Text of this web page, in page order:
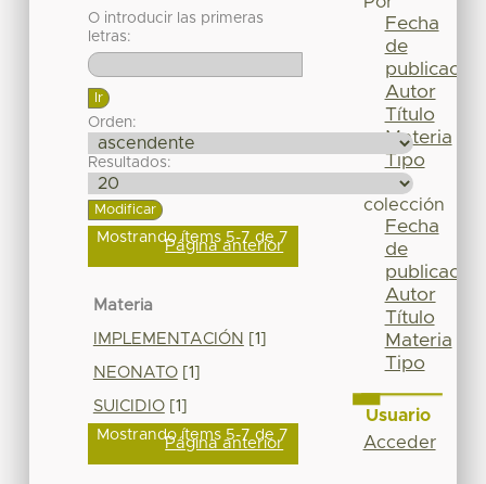
O introducir las primeras
letras:
Orden:
Resultados:
Mostrando ítems 5-7 de 7
Página anterior
Materia
IMPLEMENTACIÓN [1]
NEONATO[1]
SUICIDIO[1]
Mostrando ítems 5-7 de 7
Página anterior
Fecha
de
publicación
Autor
Título
Materia
Tipo
colección
Fecha
de
publicación
Autor
Título
Materia
Tipo
Usuario
Acceder